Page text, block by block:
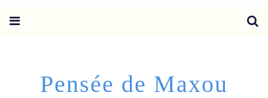
Pensée de Maxou